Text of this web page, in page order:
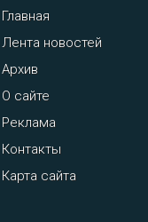
Главная
Лента новостей
Архив
О сайте
Реклама
Контакты
Карта сайта